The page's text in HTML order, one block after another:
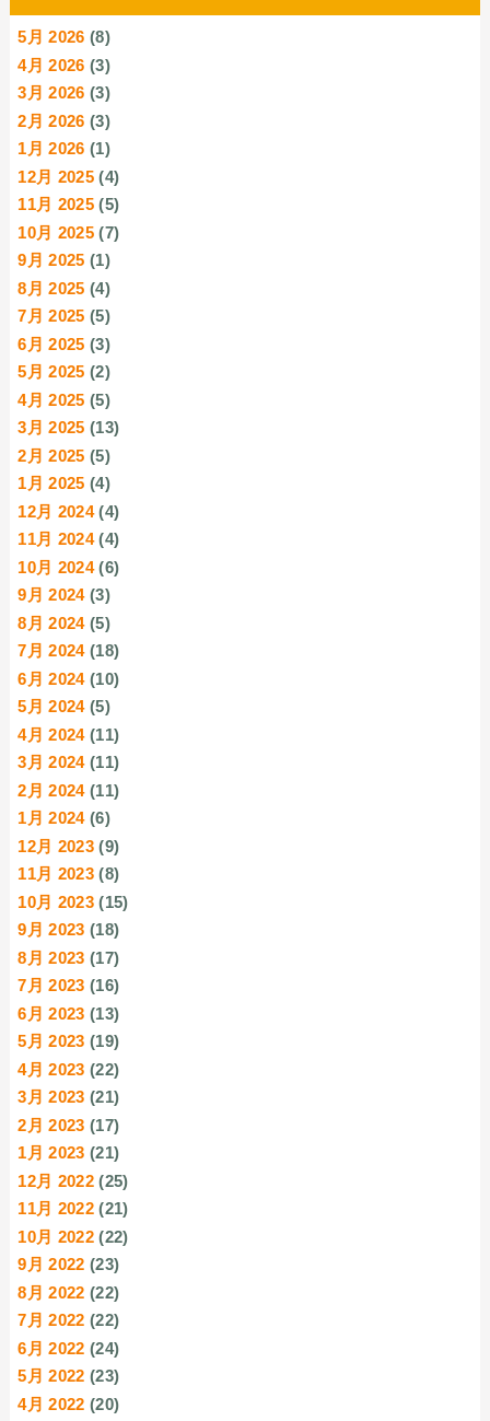
5月 2026 (8)
4月 2026 (3)
3月 2026 (3)
2月 2026 (3)
1月 2026 (1)
12月 2025 (4)
11月 2025 (5)
10月 2025 (7)
9月 2025 (1)
8月 2025 (4)
7月 2025 (5)
6月 2025 (3)
5月 2025 (2)
4月 2025 (5)
3月 2025 (13)
2月 2025 (5)
1月 2025 (4)
12月 2024(4)
11月 2024(4)
10月 2024(6)
9月 2024(3)
8月 2024(5)
7月 2024(18)
6月 2024(10)
5月 2024(5)
4月 2024(11)
3月 2024(11)
2月 2024(11)
1月 2024(6)
12月 2023 (9)
11月 2023 (8)
10月 2023 (15)
9月 2023 (18)
8月 2023 (17)
7月 2023 (16)
6月 2023 (13)
5月 2023 (19)
4月 2023 (22)
3月 2023 (21)
2月 2023 (17)
1月 2023 (21)
12月 2022 (25)
11月 2022 (21)
10月 2022 (22)
9月 2022 (23)
8月 2022 (22)
7月 2022 (22)
6月 2022 (24)
5月 2022 (23)
4月 2022 (20)